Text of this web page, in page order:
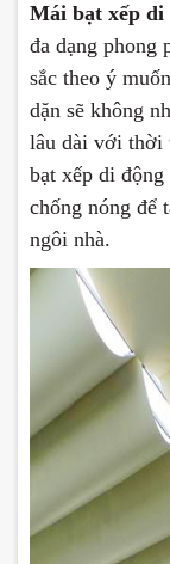
Mái bạt xếp di
đa dạng phong
sắc theo ý
dặn sẽ không
lâu dài với thời
bạt xếp di
chống nóng để
ngôi nhà.